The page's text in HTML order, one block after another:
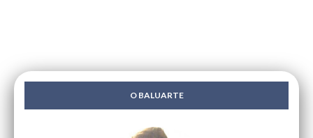
O BALUARTE